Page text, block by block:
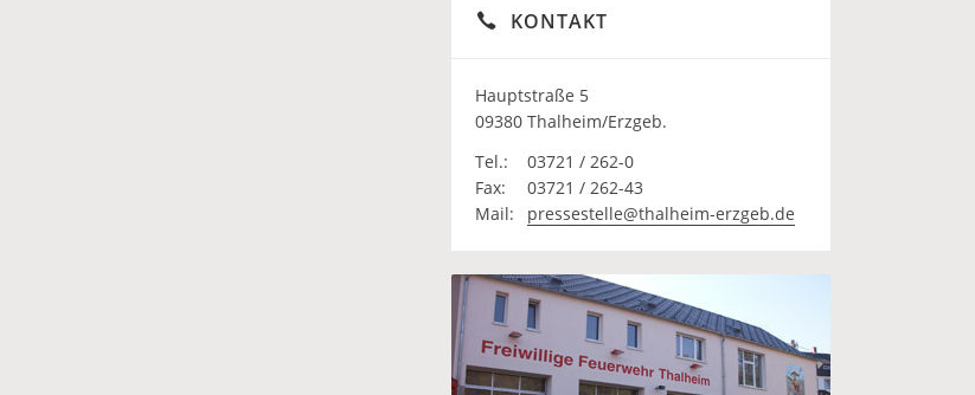
KONTAKT
Hauptstraße 5
09380 Thalheim/Erzgeb.
Tel.:
03721 / 262-0
Fax:
03721 / 262-43
Mail:
pressestelle@thalheim-erzgeb.de